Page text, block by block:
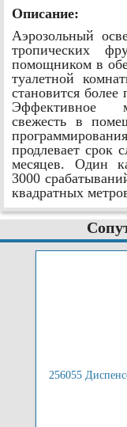
Описание:
Аэрозольный
тропических
помощником в
туалетной
становится более
Эффективное
свежесть в
продлевает срок
месяцев. Один
3000
квадратных
256055